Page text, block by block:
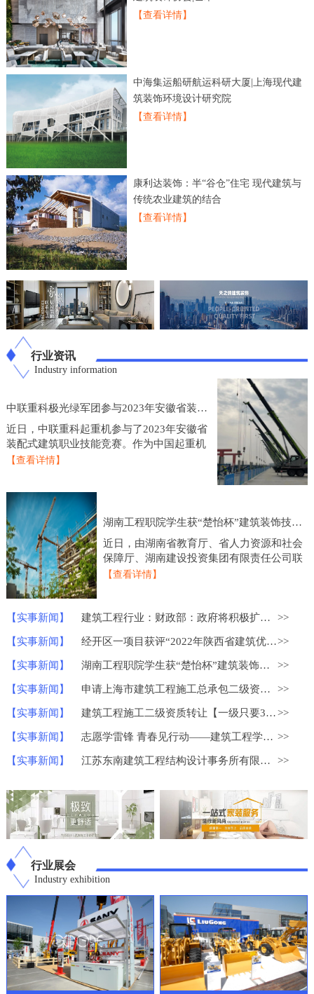
【查看详情】
中海集运船研航运科研大厦|上海现代建
筑装饰环境设计研究院
【查看详情】
康利达装饰：半“谷仓”住宅 现代建筑与
传统农业建筑的结合
【查看详情】
行业资讯
Industry information
中联重科极光绿军团参与2023年安徽省装配式建筑职业技能竞赛
近日，中联重科起重机参与了2023年安徽省
装配式建筑职业技能竞赛。作为中国起重机
制造业的龙头企业，中联重科起重机在技术
【查看详情】
湖南工程职院学生获“楚怡杯”建筑装饰技术应用比赛一等奖
近日，由湖南省教育厅、省人力资源和社会
保障厅、湖南建设投资集团有限责任公司联
合主办的2023年度“楚怡杯”湖南省职业院校
【查看详情】
【实事新闻】 建筑工程行业：财政部：政府将积极扩大重点领域的建设投资 >>
【实事新闻】 经开区一项目获评“2022年陕西省建筑优质结构工程”>>
【实事新闻】 湖南工程职院学生获“楚怡杯”建筑装饰技术应用比赛一等奖 >>
【实事新闻】 申请上海市建筑工程施工总承包二级资质？ >>
【实事新闻】 建筑工程施工二级资质转让【一级只要30W】>>
【实事新闻】 志愿学雷锋 青春见行动——建筑工程学院学雷锋志愿服务系列活动 >>
【实事新闻】 江苏东南建筑工程结构设计事务所有限公司荣获中国勘察设计协会 >>
行业展会
Industry exhibition